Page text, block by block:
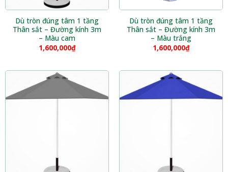
Dù tròn đúng tâm 1 tầng
Thân sắt – Đường kính 3m
– Màu cam
1,600,000₫
Dù tròn đúng tâm 1 tầng
Thân sắt – Đường kính 3m
– Màu trắng
1,600,000₫